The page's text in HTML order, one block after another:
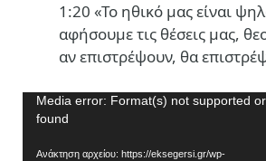
1:20 «Το ηθικό μας είναι
αφήσουμε τις θέσεις μας,
αν επιστρέψουν, θα
Πρόγραμμα
Αναπαραγωγής
Βίντεο
Media error: Format(s) not supported
found
Ανάκτηση αρχείου: https://eksegersi.gr/wp-